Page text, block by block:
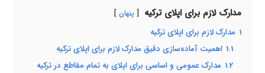
مدارک لازم برای اپلای ترکیه پنهان
1 مدارک لازم برای اپلای ترکیه
1.1 اهمیت آماده‌سازی دقیق مدارک لازم برای اپلای ترکیه
1.2 مدارک عمومی و اساسی برای اپلای به تمام مقاطع در ترکیه